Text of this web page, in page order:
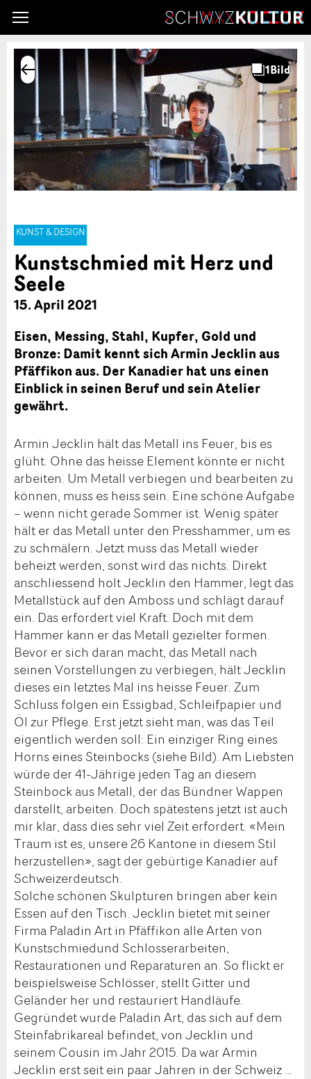
KUNST & DESIGN
Kunstschmied mit Herz und
Seele
15. April 2021
Eisen, Messing, Stahl, Kupfer, Gold und
Bronze: Damit kennt sich Armin Jecklin aus
Pfäffikon aus. Der Kanadier hat uns einen
Einblick in seinen Beruf und sein Atelier
gewährt.
Armin Jecklin hält das Metall ins Feuer, bis es
glüht. Ohne das heisse Element könnte er nicht
arbeiten. Um Metall verbiegen und bearbeiten zu
können, muss es heiss sein. Eine schöne Aufgabe
– wenn nicht gerade Sommer ist. Wenig später
hält er das Metall unter den Presshammer, um es
zu schmälern. Jetzt muss das Metall wieder
beheizt werden, sonst wird das nichts. Direkt
anschliessend holt Jecklin den Hammer, legt das
Metallstück auf den Amboss und schlägt darauf
ein. Das erfordert viel Kraft. Doch mit dem
Hammer kann er das Metall gezielter formen.
Bevor er sich daran macht, das Metall nach
seinen Vorstellungen zu verbiegen, hält Jecklin
dieses ein letztes Mal ins heisse Feuer. Zum
Schluss folgen ein Essigbad, Schleifpapier und
Öl zur Pflege. Erst jetzt sieht man, was das Teil
eigentlich werden soll: Ein einziger Ring eines
Horns eines Steinbocks (siehe Bild). Am Liebsten
würde der 41-Jährige jeden Tag an diesem
Steinbock aus Metall, der das Bündner Wappen
darstellt, arbeiten. Doch spätestens jetzt ist auch
mir klar, dass dies sehr viel Zeit erfordert. «Mein
Traum ist es, unsere 26 Kantone in diesem Stil
herzustellen», sagt der gebürtige Kanadier auf
Schweizerdeutsch.
Solche schönen Skulpturen bringen aber kein
Essen auf den Tisch. Jecklin bietet mit seiner
Firma Paladin Art in Pfäffikon alle Arten von
Kunstschmiedund Schlosserarbeiten,
Restaurationen und Reparaturen an. So flickt er
beispielsweise Schlösser, stellt Gitter und
Geländer her und restauriert Handläufe.
Gegründet wurde Paladin Art, das sich auf dem
Steinfabrikareal befindet, von Jecklin und
seinem Cousin im Jahr 2015. Da war Armin
Jecklin erst seit ein paar Jahren in der Schweiz …